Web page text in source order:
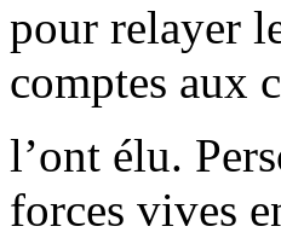
pour relayer
comptes aux
l’ont élu.
forces vives